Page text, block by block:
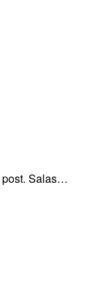
post. Salas…